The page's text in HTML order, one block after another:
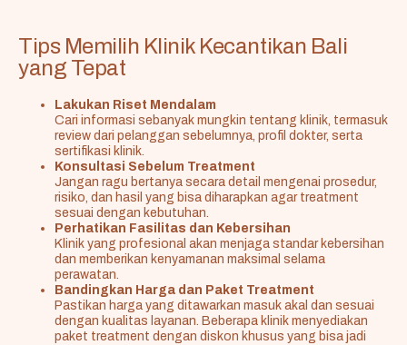
Tips Memilih Klinik Kecantikan Bali
yang Tepat
Lakukan Riset Mendalam
Cari informasi sebanyak mungkin tentang klinik, termasuk
review dari pelanggan sebelumnya, profil dokter, serta
sertifikasi klinik.
Konsultasi Sebelum Treatment
Jangan ragu bertanya secara detail mengenai prosedur,
risiko, dan hasil yang bisa diharapkan agar treatment
sesuai dengan kebutuhan.
Perhatikan Fasilitas dan Kebersihan
Klinik yang profesional akan menjaga standar kebersihan
dan memberikan kenyamanan maksimal selama
perawatan.
Bandingkan Harga dan Paket Treatment
Pastikan harga yang ditawarkan masuk akal dan sesuai
dengan kualitas layanan. Beberapa klinik menyediakan
paket treatment dengan diskon khusus yang bisa jadi